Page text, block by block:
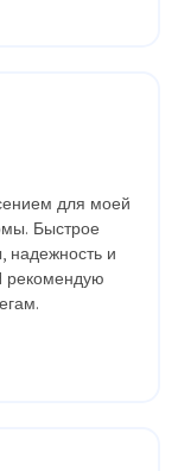
для моей
Быстрое
надежность и
рекомендую